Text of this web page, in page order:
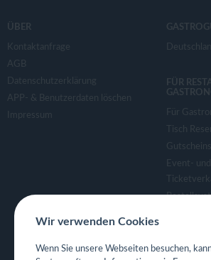
ÜBER
Kontaktanfrage
AGB
Datenschutzerklärung
APP- & Benutzerdaten löschen
Impressum
FÜR
Für
Tisch
Event-
Eigene
Wir verwenden Cookies
Wenn Sie unsere Webseiten besuchen,